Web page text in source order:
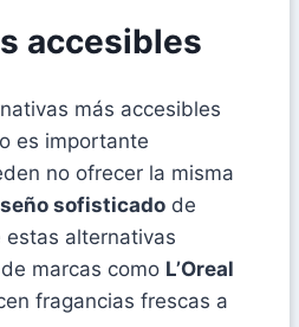
accesibles
más accesibles
es importante
no ofrecer la misma
sofisticado de
estas alternativas
marcas como L’Oreal
fragancias frescas a